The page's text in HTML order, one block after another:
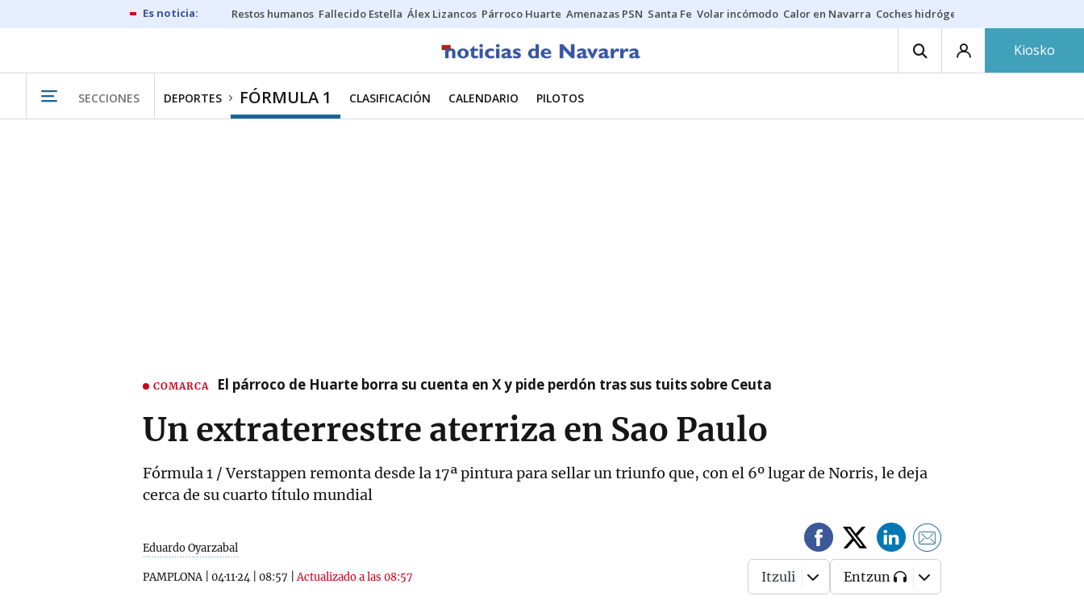
Restos humanos Fallecido Estella Álex Lizancos Párroco Huarte Amenazas PSN Santa Fe Volar incómodo Calor en Navarra Coches hidrógeno
Kiosko
SECCIONES DEPORTES FÓRMULA 1 CLASIFICACIÓN CALENDARIO PILOTOS
COMARCA El párroco de Huarte borra su cuenta en X y pide perdón tras sus tuits sobre Ceuta
Un extraterrestre aterriza en Sao Paulo
Fórmula 1 / Verstappen remonta desde la 17ª pintura para sellar un triunfo que, con el 6º lugar de Norris, le deja
cerca de su cuarto título mundial
Eduardo Oyarzabal
PAMPLONA| 04·11·24 08:57 |Actualizado a las 08:57 Itzuli Entzun